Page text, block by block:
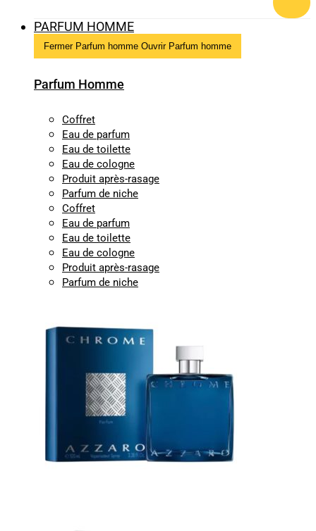
PARFUM HOMME
Fermer Parfum homme Ouvrir Parfum homme
Parfum Homme
Coffret
Eau de parfum
Eau de toilette
Eau de cologne
Produit après-rasage
Parfum de niche
Coffret
Eau de parfum
Eau de toilette
Eau de cologne
Produit après-rasage
Parfum de niche